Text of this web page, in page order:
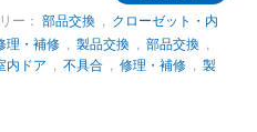
ー： 部品交換, クローゼット・内
理・補修, 製品交換, 部品交換,
内ドア 不具合, 修理・補修, 製